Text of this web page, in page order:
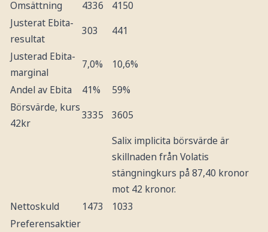
Omsättning 4336
4150
Justerat Ebita-
resultat
303
441
Justerad Ebita-
marginal
7,0%
10,6%
Andel av Ebita
41%
59%
Börsvärde, kurs
42kr
3335
3605
Salix implicita börsvärde är
skillnaden från Volatis
stängningkurs på 87,40 kronor
mot 42 kronor.
Nettoskuld
1473
1033
Preferensaktier